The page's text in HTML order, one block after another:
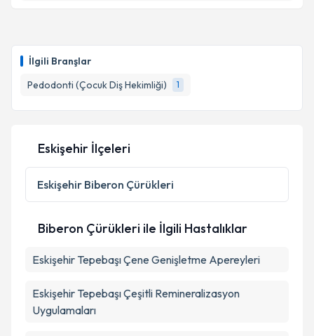
İlgili Branşlar
Pedodonti (Çocuk Diş Hekimliği)
1
takvim hazırlandığında e-posta ile bilgilendireceğiz.
Kişisel verilerimin işlenmesine ilişkinAydınlatma
Metni'ni okudum ve kişisel verilerimin belirtilen
kapsamda işlenmesini kabul ediyorum.
Takvim Talebini Gönder
Eskişehir İlçeleri
Eskişehir Biberon Çürükleri
Biberon Çürükleri ile İlgili Hastalıklar
Eskişehir Tepebaşı Çene Genişletme Apereyleri
Eskişehir Tepebaşı Çeşitli Remineralizasyon
Uygulamaları